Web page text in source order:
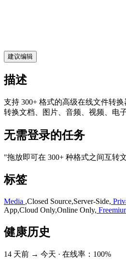
建议编辑
描述
支持 300+ 格式的高级在线文件转
转换文档、图片、音频、视频、电
无需登录的任务
"拖放即可在 300+ 种格式之间互转
标签
Media ,Closed Source,Server-Side,
App,Cloud Only,Online Only,
健康历史
14 天前 → 今天 · 在线率：100%